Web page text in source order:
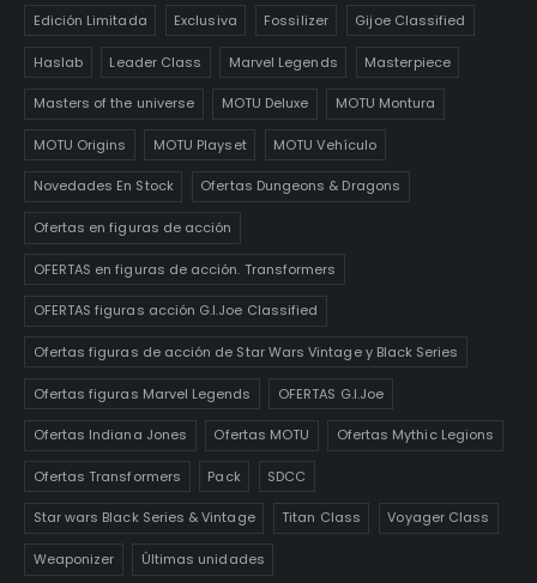
Edición Limitada Exclusiva Fossilizer Gijoe Classified
Haslab Leader Class Marvel Legends Masterpiece
Masters of the universe MOTU Deluxe MOTU Montura
MOTU Origins MOTU Playset MOTU Vehículo
Novedades En Stock Ofertas Dungeons & Dragons
Ofertas en figuras de acción
OFERTAS en figuras de acción. Transformers
OFERTAS figuras acción G.I.Joe Classified
Ofertas figuras de acción de Star Wars Vintage y Black Series
Ofertas figuras Marvel Legends OFERTAS G.I.Joe
Ofertas Indiana Jones Ofertas MOTU Ofertas Mythic Legions
Ofertas Transformers Pack SDCC
Star wars Black Series & Vintage Titan Class Voyager Class
Weaponizer Últimas unidades